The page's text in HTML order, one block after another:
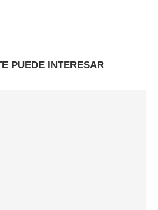
PUEDE INTERESAR